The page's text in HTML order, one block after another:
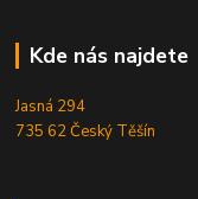
Kde nás najdete
Jasná 294
735 62 Český Těšín